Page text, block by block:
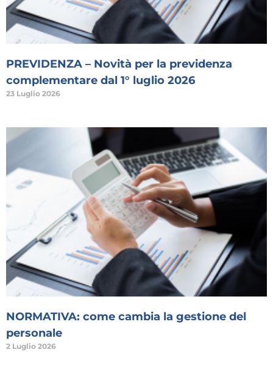
PREVIDENZA – Novità per la previdenza
complementare dal 1° luglio 2026
23 Luglio 2026
NORMATIVA: come cambia la gestione del
personale
2 Luglio 2026